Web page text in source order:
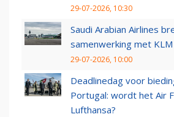
29-07-2026, 10:30
Saudi Arabian Airlines
samenwerking met
29-07-2026, 10:00
Deadlinedag voor
Portugal: wordt het Air
Lufthansa?